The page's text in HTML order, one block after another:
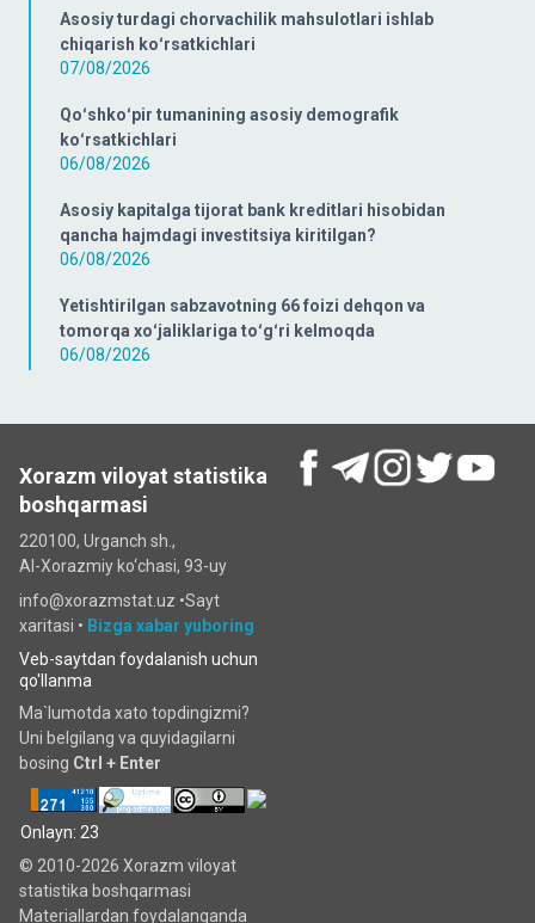
Asosiy turdagi chorvachilik mahsulotlari ishlab
chiqarish koʻrsatkichlari
07/08/2026
Qoʻshkoʻpir tumanining asosiy demografik
koʻrsatkichlari
06/08/2026
Asosiy kapitalga tijorat bank kreditlari hisobidan
qancha hajmdagi investitsiya kiritilgan?
06/08/2026
Yetishtirilgan sabzavotning 66 foizi dehqon va
tomorqa xoʻjaliklariga toʻgʻri kelmoqda
06/08/2026
Xorazm viloyat statistika
boshqarmasi
220100, Urganch sh.,
Al-Xorazmiy ko‘chаsi, 93-uy
info@xorazmstat.uz •Sayt
xaritasi • Bizga xabar yuboring
Veb-saytdan foydalanish uchun
qo'llanma
Ma`lumotda xato topdingizmi?
Uni belgilang va quyidagilarni
bosing Ctrl + Enter
Onlayn: 23
© 2010-2026 Xorazm viloyat
statistika boshqarmasi
Materiallardan foydalanganda